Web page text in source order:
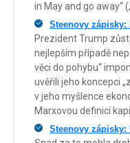
in May and go away“
Steenovy zápisky:
Prezident Trump
nejlepším případě
věci do pohybu“
uvěřili jeho koncepci
v jeho myšlence
Marxovou definicí
Steenovy zápisky: